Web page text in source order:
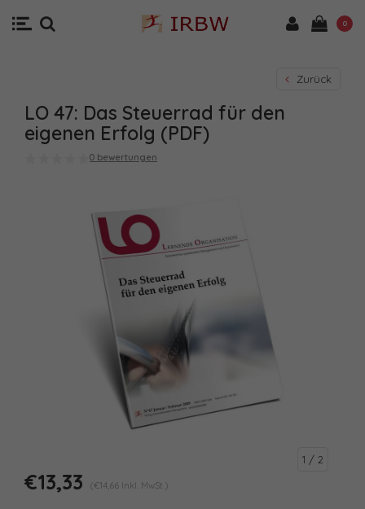
0
Zurück
LO 47: Das Steuerrad für den
eigenen Erfolg (PDF)
0 bewertungen
1 / 2
€13,33 (€14,66 Inkl. MwSt.)